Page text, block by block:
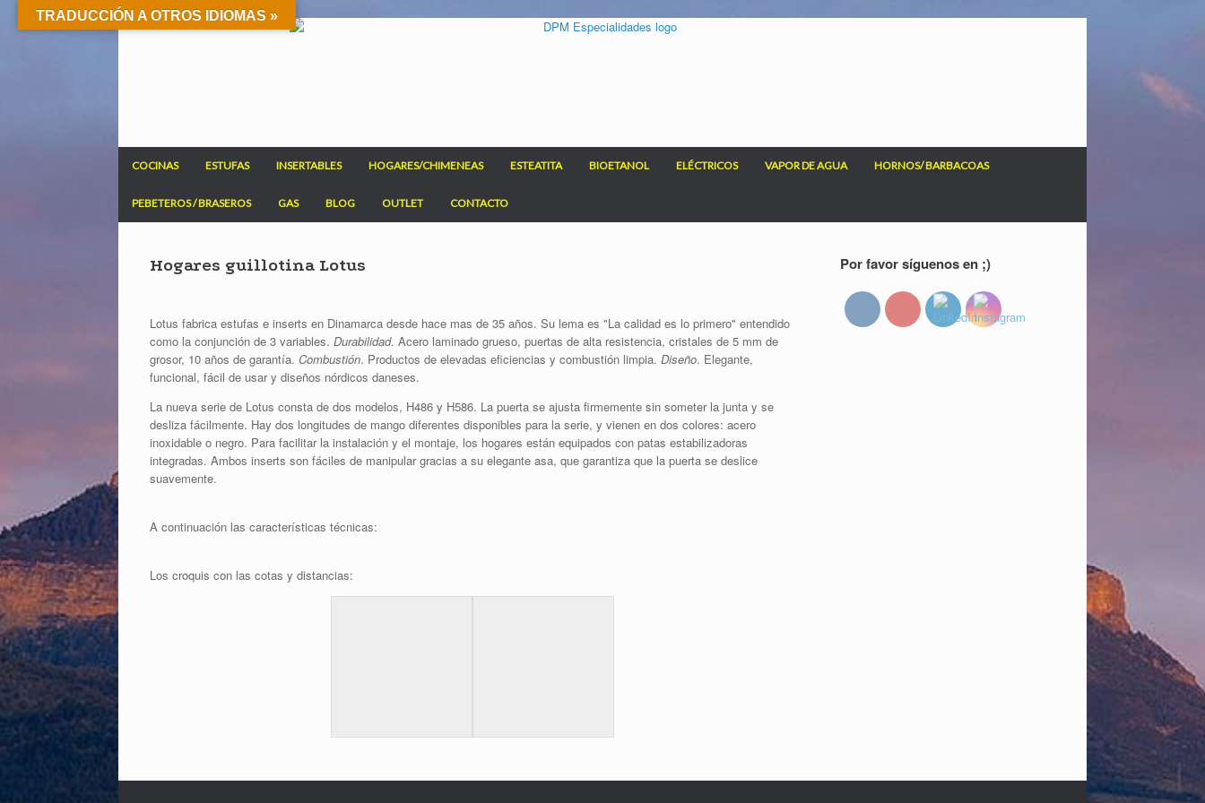
Saltar
COCINAS ESTUFAS INSERTABLES HOGARES/CHIMENEAS ESTEATITA BIOETANOL ELÉCTRICOS VAPOR DE AGUA HORNOS/ BARBACOAS
PEBETEROS / BRASEROS GAS BLOG OUTLET CONTACTO
Hogares guillotina Lotus
Lotus fabrica estufas e inserts en Dinamarca desde hace mas de 35 años. Su lema es "La calidad es lo primero" entendido
como la conjunción de 3 variables. Durabilidad. Acero laminado grueso, puertas de alta resistencia, cristales de 5 mm de
grosor, 10 años de garantía. Combustión. Productos de elevadas eficiencias y combustión limpia. Diseño. Elegante,
funcional, fácil de usar y diseños nórdicos daneses.
La nueva serie de Lotus consta de dos modelos, H486 y H586. La puerta se ajusta firmemente sin someter la junta y se
desliza fácilmente. Hay dos longitudes de mango diferentes disponibles para la serie, y vienen en dos colores: acero
inoxidable o negro. Para facilitar la instalación y el montaje, los hogares están equipados con patas estabilizadoras
integradas. Ambos inserts son fáciles de manipular gracias a su elegante asa, que garantiza que la puerta se deslice
suavemente.
A continuación las características técnicas:
Los croquis con las cotas y distancias:
Por favor síguenos en ;)
TRADUCCIÓN A OTROS IDIOMAS »